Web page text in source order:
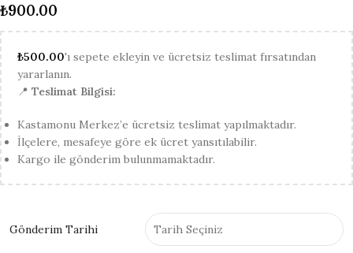
₺900.00
₺500.00'ı sepete ekleyin ve ücretsiz teslimat fırsatından
yararlanın.
📍 Teslimat Bilgisi:
Kastamonu Merkez’e ücretsiz teslimat yapılmaktadır.
İlçelere, mesafeye göre ek ücret yansıtılabilir.
Kargo ile gönderim bulunmamaktadır.
Gönderim Tarihi